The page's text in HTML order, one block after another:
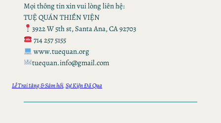
Mọi thông tin xin vui lòng liên hệ:
TUỆ QUÁN THIỀN VIỆN
3922 W 5th st, Santa Ana, CA 92703
714 257 5155
www.tuequan.org
tuequan.info@gmail.com
Lễ Trai tăng & Sám hối, Sự Kiện Đã Qua